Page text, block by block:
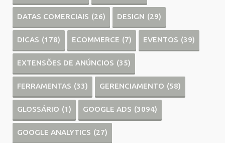
DATAS COMERCIAIS (26) DESIGN (29)
DICAS (178) ECOMMERCE (7) EVENTOS (39)
EXTENSÕES DE ANÚNCIOS (35)
FERRAMENTAS (33) GERENCIAMENTO (58)
GLOSSÁRIO (1) GOOGLE ADS (3094)
GOOGLE ANALYTICS (27)